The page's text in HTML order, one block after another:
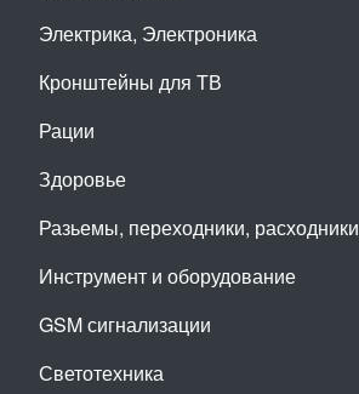
Электрика, Электроника
Кронштейны для ТВ
Рации
Здоровье
Разьемы, переходники, расходники
Инструмент и оборудование
GSM сигнализации
Светотехника